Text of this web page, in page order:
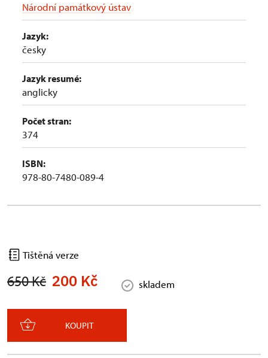
Národní památkový ústav
Jazyk:
česky
Jazyk resumé:
anglicky
Počet stran:
374
ISBN:
978-80-7480-089-4
Tištěná verze
650 Kč 200 Kč skladem
KOUPIT